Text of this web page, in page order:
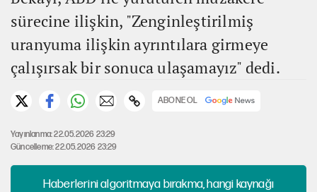
sürecine ilişkin, "Zenginleştirilmiş
uranyuma ilişkin ayrıntılara girmeye
çalışırsak bir sonuca ulaşamayız" dedi.
ABONE OL
Yayınlanma: 22.05.2026 23:29
Güncelleme: 22.05.2026 23:29
Haberlerini algoritmaya bırakma, hangi kaynağı